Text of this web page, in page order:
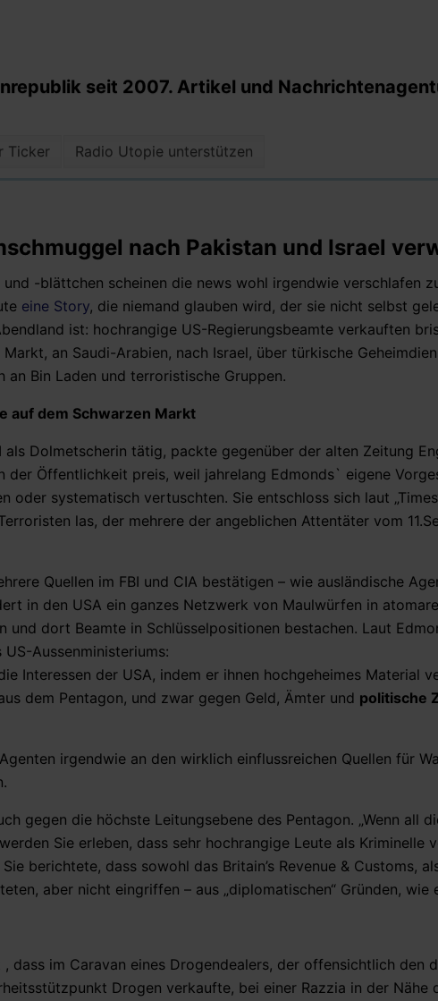
seit 2007. Artikel und
Ticker Radio Utopie unterstützen
nach Pakistan und Israel
-blättchen scheinen die news wohl irgendwie verschlafen
eine Story, die niemand glauben wird, der sie nicht selbst
ist: hochrangige US-Regierungsbeamte verkauften
an Saudi-Arabien, nach Israel, über türkische
Bin Laden und terroristische Gruppen.
auf dem Schwarzen Markt
Dolmetscherin tätig, packte gegenüber der alten Zeitung
der Öffentlichkeit preis, weil jahrelang Edmonds` eigene
oder systematisch vertuschten. Sie entschloss sich laut
las, der mehrere der angeblichen Attentäter vom
Quellen im FBI und CIA bestätigen – wie ausländische
in den USA ein ganzes Netzwerk von Maulwürfen in
und dort Beamte in Schlüsselpositionen bestachen. Laut
Aussenministeriums:
Interessen der USA, indem er ihnen hochgeheimes Material
dem Pentagon, und zwar gegen Geld, Ämter und politische
irgendwie an den wirklich einflussreichen Quellen für
gegen die höchste Leitungsebene des Pentagon. „Wenn all
Sie erleben, dass sehr hochrangige Leute als Kriminelle
berichtete, dass sowohl das Britain’s Revenue & Customs,
aber nicht eingriffen – aus „diplomatischen“ Gründen, wie
dass im Caravan eines Drogendealers, der offensichtlich den
Drogen verkaufte, bei einer Razzia in der Nähe